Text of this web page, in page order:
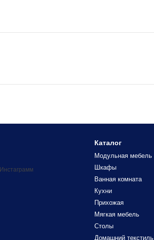
Инстаграмм
Каталог
Модульная мебель
Шкафы
Ванная комната
Кухни
Прихожая
Мягкая мебель
Столы
Домашний текстиль